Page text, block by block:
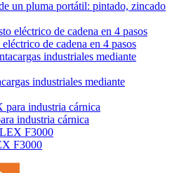
un pluma portátil: pintado, zincado
de cadena en 4 pasos
industriales mediante
industria cárnica
F3000